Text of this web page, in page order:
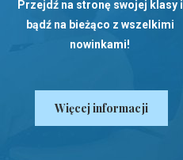
Przejdź na stronę swojej klasy i
bądź na bieżąco z wszelkimi
nowinkami!
Więcej informacji